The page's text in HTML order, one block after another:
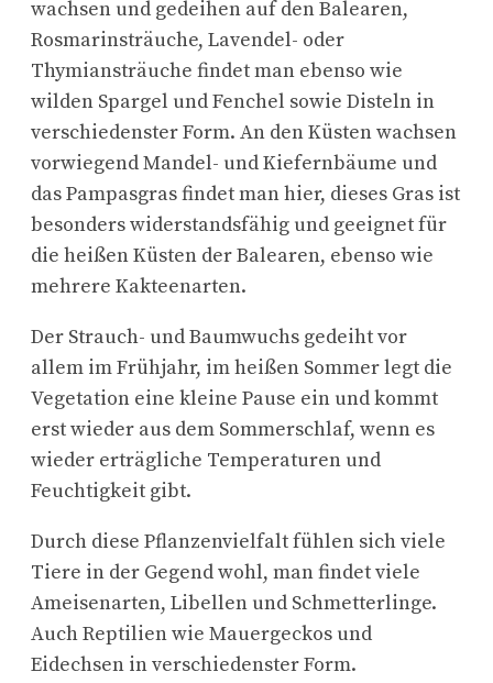
wachsen und gedeihen auf den Balearen,
Rosmarinsträuche, Lavendel- oder
Thymiansträuche findet man ebenso wie
wilden Spargel und Fenchel sowie Disteln in
verschiedenster Form. An den Küsten wachsen
vorwiegend Mandel- und Kiefernbäume und
das Pampasgras findet man hier, dieses Gras ist
besonders widerstandsfähig und geeignet für
die heißen Küsten der Balearen, ebenso wie
mehrere Kakteenarten.
Der Strauch- und Baumwuchs gedeiht vor
allem im Frühjahr, im heißen Sommer legt die
Vegetation eine kleine Pause ein und kommt
erst wieder aus dem Sommerschlaf, wenn es
wieder erträgliche Temperaturen und
Feuchtigkeit gibt.
Durch diese Pflanzenvielfalt fühlen sich viele
Tiere in der Gegend wohl, man findet viele
Ameisenarten, Libellen und Schmetterlinge.
Auch Reptilien wie Mauergeckos und
Eidechsen in verschiedenster Form.